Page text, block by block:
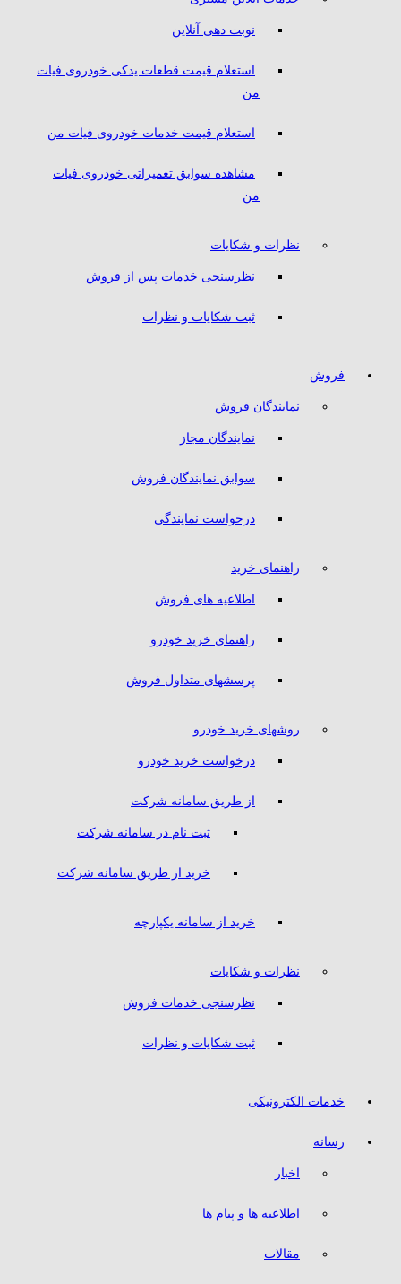
نوبت دهی آنلاین
استعلام قیمت قطعات یدکی خودروی فیات
من
استعلام قیمت خدمات خودروی فیات من
مشاهده سوابق تعمیراتی خودروی فیات
من
نظرات و شکایات
نظرسنجی خدمات پس از فروش
ثبت شکایات و نظرات
فروش
نمایندگان فروش
نمایندگان مجاز
سوابق نمایندگان فروش
درخواست نمایندگی
راهنمای خرید
اطلاعیه های فروش
راهنمای خرید خودرو
پرسشهای متداول فروش
روشهای خرید خودرو
درخواست خرید خودرو
از طریق سامانه شرکت
ثبت نام در سامانه شرکت
خرید از طریق سامانه شرکت
خرید از سامانه یکپارچه
نظرات و شکایات
نظرسنجی خدمات فروش
ثبت شکایات و نظرات
خدمات الکترونیکی
رسانه
اخبار
اطلاعیه ها و پیام ها
مقالات